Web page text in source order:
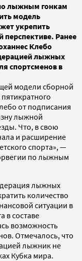
лыжным гонкам
модель
укрепить
Ранее
Клебо
лыжных
спортсменов в
модели сборной
от подписания
лыжной
Что, в свою
и расширение
спорта», —
по лыжным
лыжных
количество
ситуации в
в составе
возможность
Отмечалось, что
лыжник не
Кубка мира.